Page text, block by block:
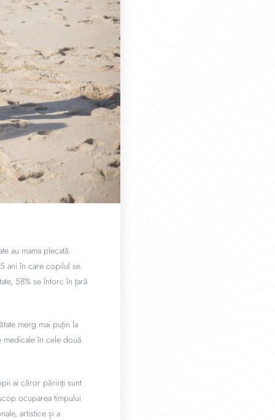
au mama plecată.
ani în care copilul se
58% se întorc în ţară
merg mai puţin la
în cele două
ai căror părinţi sunt
ocuparea timpului
artistice și a